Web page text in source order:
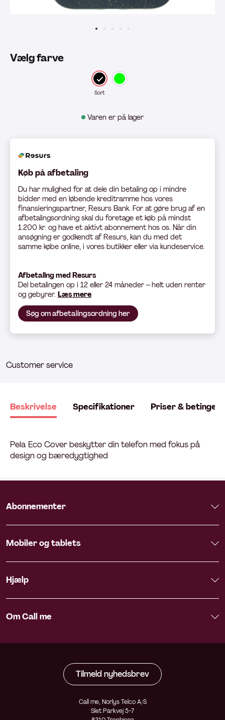
Varen er på lager
Vælg farve
Sort
Køb på afbetaling
Du har mulighed for at dele din betaling op i mindre
bidder med en løbende kreditramme hos vores
finansieringspartner, Resurs Bank. For at gøre brug af en
afbetalingsordning skal du foretage et køb på mindst
1.200 kr. og have et aktivt abonnement hos os. Når din
ansøgning er godkendt af Resurs, kan du med det
samme købe online, i vores butikker eller via kundeservice.
Afbetaling med Resurs
Del betalingen op i 12 eller 24 måneder – helt uden renter
og gebyrer. Læs mere
Søg om afbetalingsordning her
Customer service
Beskrivelse Specifikationer Priser &
Pela Eco Cover beskytter din telefon med fokus på
design og bæredygtighed
Abonnementer
Mobiler og tablets
Hjælp
Om Call me
Tilmeld nyhedsbrev
Call me, Norlys Telco A/S
Slet Parkvej 5-7